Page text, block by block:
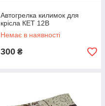
Автогрелка килимок для
крісла КЕТ 12В
Немає в наявності
300 ₴